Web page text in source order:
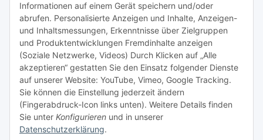
TiDis Videos auf Youtube
Nachfüllpreise für Druckerpatronen
Refillservice Patronen verpacken
TiDis Druckerwerkstatt
TiDis PC & Notebookwerkstatt
TiDis eScooter Werkstatt
Informationen auf einem Gerät speichern und/oder
abrufen. Personalisierte Anzeigen und Inhalte, Anzeigen-
und Inhaltsmessungen, Erkenntnisse über Zielgruppen
und Produktentwicklungen Fremdinhalte anzeigen
(Soziale Netzwerke, Videos) Durch Klicken auf „Alle
akzeptieren“ gestatten Sie den Einsatz folgender Dienste
auf unserer Website: YouTube, Vimeo, Google Tracking.
Sie können die Einstellung jederzeit ändern
(Fingerabdruck-Icon links unten). Weitere Details finden
Sie unter Konfigurieren und in unserer
Datenschutzerklärung.